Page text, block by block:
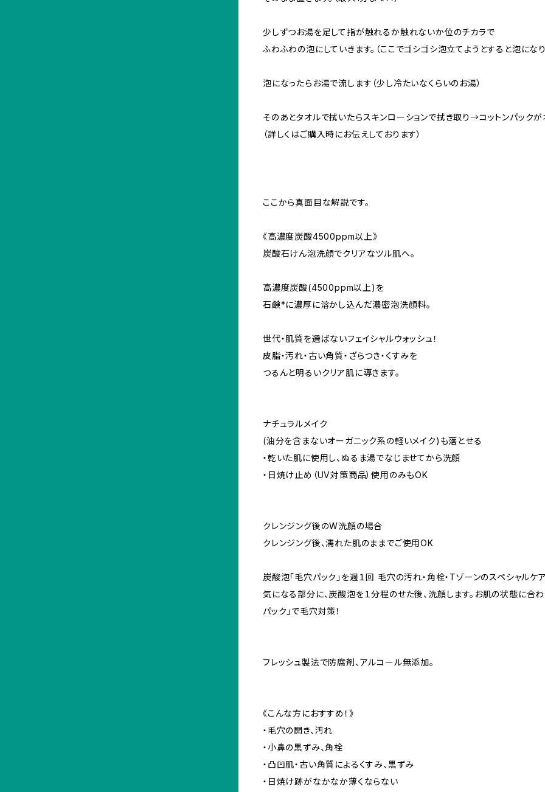
少しずつお湯を足して指が触れるか触れないか位のチカラで
ふわふわの泡にしていきます。（ここでゴシゴシ泡立てようとすると泡になり
泡になったらお湯で流します（少し冷たいなくらいのお湯）
そのあとタオルで拭いたらスキンローションで拭き取り→コットンパックが
（詳しくはご購入時にお伝えしております）
ここから真面目な解説です。
《高濃度炭酸4500ppm以上》
炭酸石けん泡洗顔でクリアなツル肌へ。
高濃度炭酸(4500ppm以上)を
石鹸*に濃厚に溶かし込んだ濃密泡洗顔料。
世代・肌質を選ばないフェイシャルウォッシュ！
皮脂・汚れ・古い角質・ざらつき・くすみを
つるんと明るいクリア肌に導きます。
ナチュラルメイク
(油分を含まないオーガニック系の軽いメイク)も落とせる
・乾いた肌に使用し、ぬるま湯でなじませてから洗顔
・日焼け止め（UV対策商品）使用のみもOK
クレンジング後のW洗顔の場合
クレンジング後、濡れた肌のままでご使用OK
炭酸泡「毛穴パック」を週１回 毛穴の汚れ・角栓・Tゾーンのスペシャルケ
気になる部分に、炭酸泡を１分程のせた後、洗顔します。お肌の状態に合
パック」で毛穴対策！
フレッシュ製法で防腐剤、アルコール無添加。
《こんな方におすすめ！》
・毛穴の開き、汚れ
・小鼻の黒ずみ、角栓
・凸凹肌・古い角質によるくすみ、黒ずみ
・日焼け跡がなかなか薄くならない